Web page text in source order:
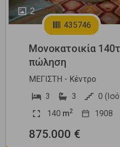
2
435746
Μονοκατοικία
πώληση
ΜΕΓΙΣΤΗ - Κέντρο
3
3
0
140 m2 1908
875.000 €